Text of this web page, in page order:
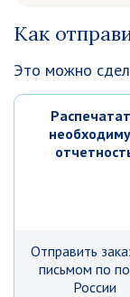
Как
Это можно
Отправить
письмом по
России